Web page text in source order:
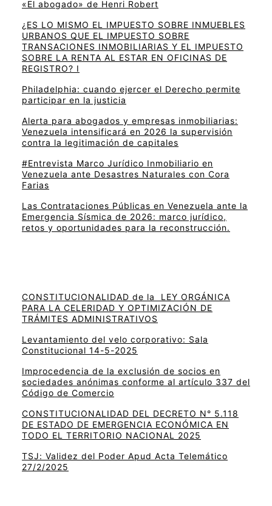
«El abogado» de Henri Robert
¿ES LO MISMO EL IMPUESTO SOBRE INMUEBLES
URBANOS QUE EL IMPUESTO SOBRE
TRANSACIONES INMOBILIARIAS Y EL IMPUESTO
SOBRE LA RENTA AL ESTAR EN OFICINAS DE
REGISTRO? I
Philadelphia: cuando ejercer el Derecho permite
participar en la justicia
Alerta para abogados y empresas inmobiliarias:
Venezuela intensificará en 2026 la supervisión
contra la legitimación de capitales
#Entrevista Marco Jurídico Inmobiliario en
Venezuela ante Desastres Naturales con Cora
Farias
Las Contrataciones Públicas en Venezuela ante la
Emergencia Sísmica de 2026: marco jurídico,
retos y oportunidades para la reconstrucción.
CONSTITUCIONALIDAD de la LEY ORGÁNICA
PARA LA CELERIDAD Y OPTIMIZACIÓN DE
TRÁMITES ADMINISTRATIVOS
Levantamiento del velo corporativo: Sala
Constitucional 14-5-2025
Improcedencia de la exclusión de socios en
sociedades anónimas conforme al artículo 337 del
Código de Comercio
CONSTITUCIONALIDAD DEL DECRETO N° 5.118
DE ESTADO DE EMERGENCIA ECONÓMICA EN
TODO EL TERRITORIO NACIONAL 2025
TSJ: Validez del Poder Apud Acta Telemático
27/2/2025